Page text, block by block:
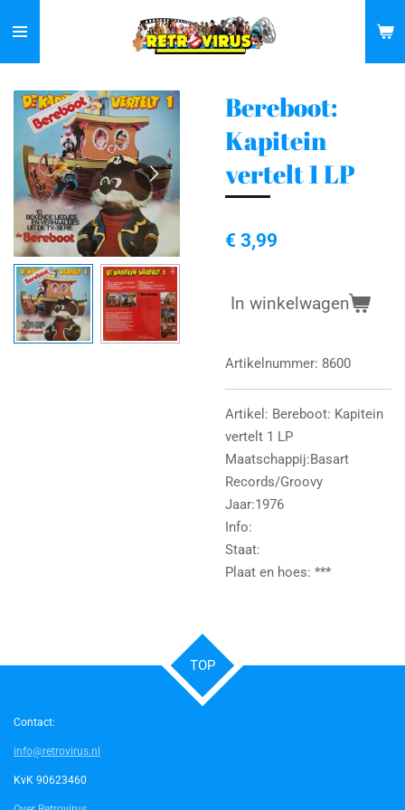
direct
naar
de
hoofdinhoud
Bereboot:
Kapitein
vertelt 1 LP
€ 3,99
In winkelwagen
Artikelnummer: 8600
Artikel: Bereboot: Kapitein
vertelt 1 LP
Maatschappij:Basart
Records/Groovy
Jaar:1976
Info:
Staat:
Plaat en hoes: ***
TOP
Contact:
info@retrovirus.nl
KvK 90623460